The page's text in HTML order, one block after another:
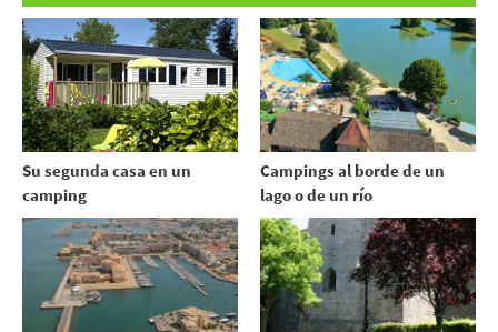
Su segunda casa en un
camping
Campings al borde de un
lago o de un río